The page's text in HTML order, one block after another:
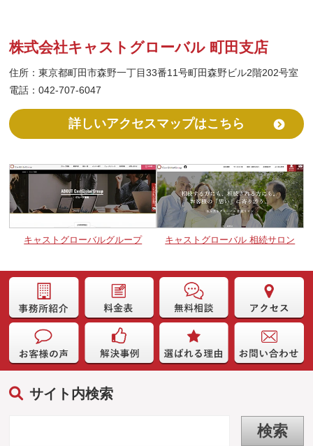
株式会社キャストグローバル 町田支店
住所：東京都町田市森野一丁目33番11号町田森野ビル2階202号室
電話：042-707-6047
詳しいアクセスマップはこちら
キャストグローバルグループ キャストグローバル 相続サロン
サイト内検索